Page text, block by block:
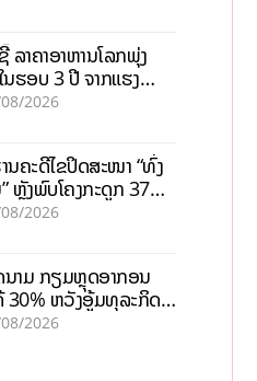
ລາຄາອາຫານໂລກພຸ່ງ
ນຮອບ 3 ປີ ຈາກແຮງ
ອງສົງຄາມ, El nino
2026
ນຄະດີໄຂປິດສະໜາ “ທົ່ງ
ຫຼັງພົບໂຄງກະດູກ 37
ນຍັກ
2026
າມ ກຽມຫຼຸດອາກອນ
30% ຫວັງອູ້ມທຸລະກິດ
ອຍ ແລະ ຈຸນລະ
2026